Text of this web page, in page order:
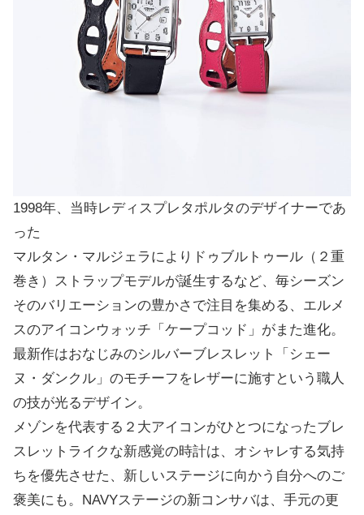
1998年、当時レディスプレタポルタのデザイナーであ
った
マルタン・マルジェラによりドゥブルトゥール（２重
巻き）ストラップモデルが誕生するなど、毎シーズン
そのバリエーションの豊かさで注目を集める、エルメ
スのアイコンウォッチ「ケープコッド」がまた進化。
最新作はおなじみのシルバーブレスレット「シェー
ヌ・ダンクル」のモチーフをレザーに施すという職人
の技が光るデザイン。
メゾンを代表する２大アイコンがひとつになったブレ
スレットライクな新感覚の時計は、オシャレする気持
ちを優先させた、新しいステージに向かう自分へのご
褒美にも。NAVYステージの新コンサバは、手元の更